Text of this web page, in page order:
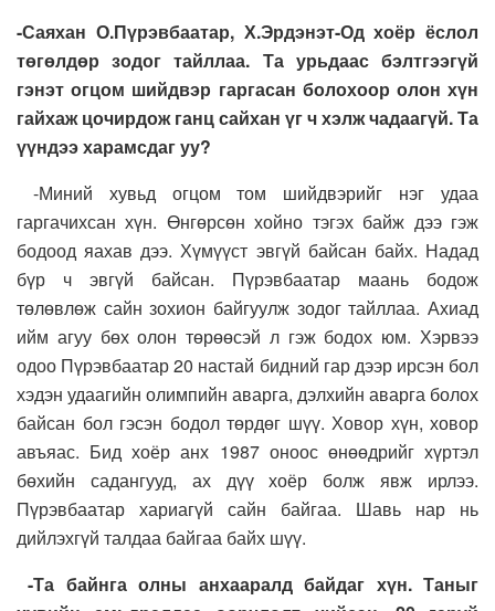
-Саяхан О.Пүрэвбаатар, Х.Эрдэнэт-Од хоёр ёслол
төгөлдөр зодог тайллаа. Та урьдаас бэлтгээгүй
гэнэт огцом шийдвэр гаргасан болохоор олон хүн
гайхаж цочирдож ганц сайхан үг ч хэлж чадаагүй. Та
үүндээ харамсдаг уу?
-Миний хувьд огцом том шийдвэрийг нэг удаа
гаргачихсан хүн. Өнгөрсөн хойно тэгэх байж дээ гэж
бодоод яахав дээ. Хүмүүст эвгүй байсан байх. Надад
бүр ч эвгүй байсан. Пүрэвбаатар маань бодож
төлөвлөж сайн зохион байгуулж зодог тайллаа. Ахиад
ийм агуу бөх олон төрөөсэй л гэж бодох юм. Хэрвээ
одоо Пүрэвбаатар 20 настай бидний гар дээр ирсэн бол
хэдэн удаагийн олимпийн аварга, дэлхийн аварга болох
байсан бол гэсэн бодол төрдөг шүү. Ховор хүн, ховор
авъяас. Бид хоёр анх 1987 оноос өнөөдрийг хүртэл
бөхийн садангууд, ах дүү хоёр болж явж ирлээ.
Пүрэвбаатар хариагүй сайн байгаа. Шавь нар нь
дийлэхгүй талдаа байгаа байх шүү.
-Та байнга олны анхааралд байдаг хүн. Таныг